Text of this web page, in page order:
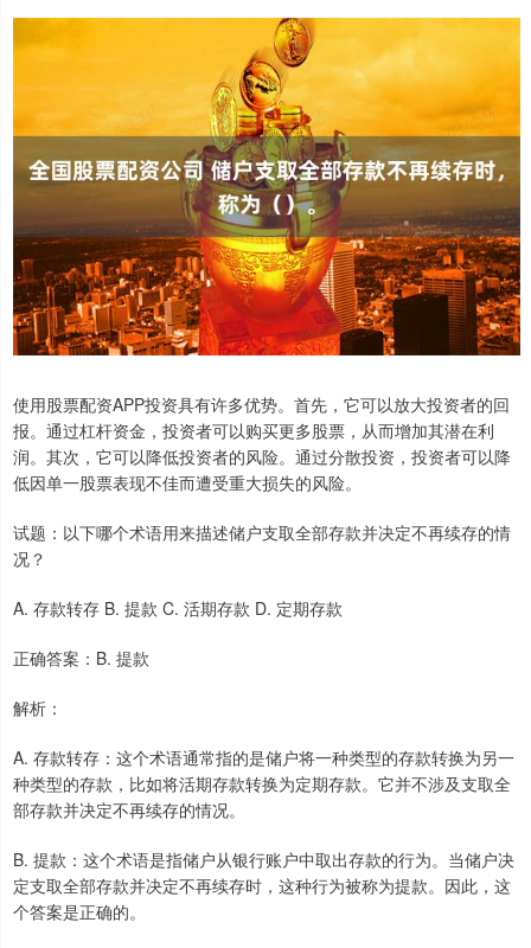
使用股票配资APP投资具有许多优势。首先，它可以放大投资者的回
报。通过杠杆资金，投资者可以购买更多股票，从而增加其潜在利
润。其次，它可以降低投资者的风险。通过分散投资，投资者可以降
低因单一股票表现不佳而遭受重大损失的风险。
试题：以下哪个术语用来描述储户支取全部存款并决定不再续存的情
况？
A. 存款转存 B. 提款 C. 活期存款 D. 定期存款
正确答案：B. 提款
解析：
A. 存款转存：这个术语通常指的是储户将一种类型的存款转换为另一
种类型的存款，比如将活期存款转换为定期存款。它并不涉及支取全
部存款并决定不再续存的情况。
B. 提款：这个术语是指储户从银行账户中取出存款的行为。当储户决
定支取全部存款并决定不再续存时，这种行为被称为提款。因此，这
个答案是正确的。